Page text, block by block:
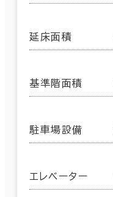
延床面積
基準階面積
駐車場設備
エレベーター